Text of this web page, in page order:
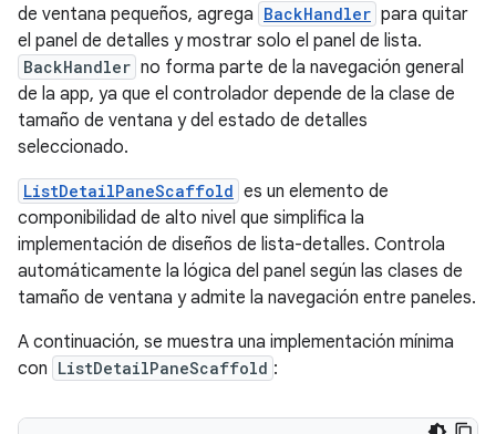
de ventana pequeños, agrega BackHandler para quitar
el panel de detalles y mostrar solo el panel de lista.
BackHandler no forma parte de la navegación general
de la app, ya que el controlador depende de la clase de
tamaño de ventana y del estado de detalles
seleccionado.
ListDetailPaneScaffold es un elemento de
componibilidad de alto nivel que simplifica la
implementación de diseños de lista-detalles. Controla
automáticamente la lógica del panel según las clases de
tamaño de ventana y admite la navegación entre paneles.
A continuación, se muestra una implementación mínima
con ListDetailPaneScaffold :